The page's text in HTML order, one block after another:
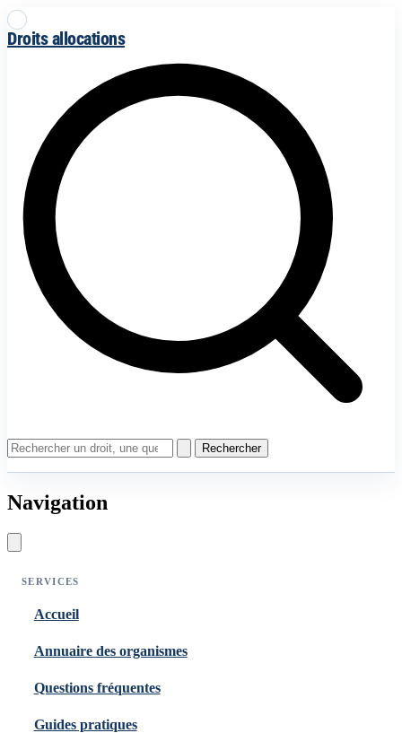
Droits allocations
Rechercher
Navigation
SERVICES
Accueil
Annuaire des organismes
Questions fréquentes
Guides pratiques